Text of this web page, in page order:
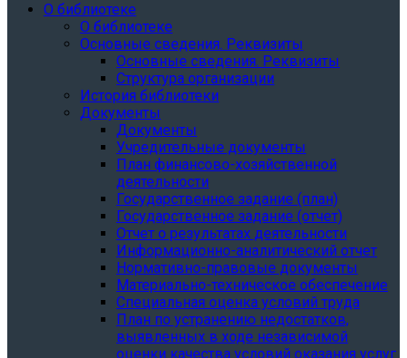
О библиотеке
О библиотеке
Основные сведения. Реквизиты
Основные сведения. Реквизиты
Структура организации
История библиотеки
Документы
Документы
Учредительные документы
План финансово-хозяйственной
деятельности
Государственное задание (план)
Государственное задание (отчет)
Отчет о результатах деятельности
Информационно-аналитический отчет
Нормативно-правовые документы
Материально-техническое обеспечение
Специальная оценка условий труда
План по устранению недостатков,
выявленных в ходе независимой
оценки качества условий оказания услуг